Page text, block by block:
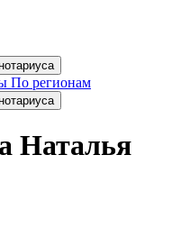
По регионам
Наталья